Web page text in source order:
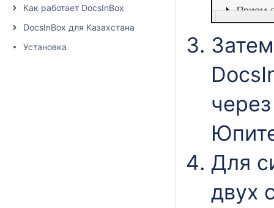
Как работает DocsInBox
DocsInBox для Казахстана
Установка
Для
двух